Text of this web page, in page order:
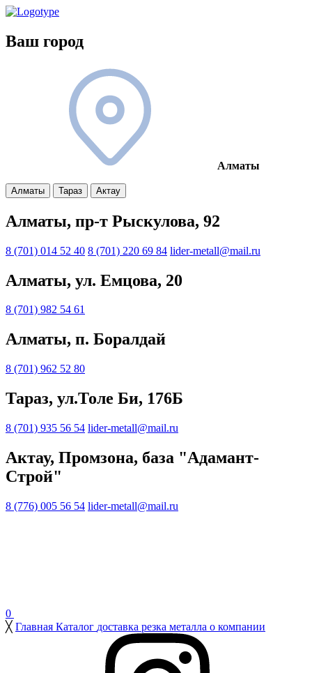
Ваш город
Алматы
Алматы Тараз Актау
Алматы, пр-т Рыскулова, 92
8 (701) 014 52 40 8 (701) 220 69 84 lider-metall@mail.ru
Алматы, ул. Емцова, 20
8 (701) 982 54 61
Алматы, п. Боралдай
8 (701) 962 52 80
Тараз, ул.Толе Би, 176Б
8 (701) 935 56 54 lider-metall@mail.ru
Актау, Промзона, база "Адамант-
Строй"
8 (776) 005 56 54 lider-metall@mail.ru
0
╳ Главная Каталог доставка резка металла о компании